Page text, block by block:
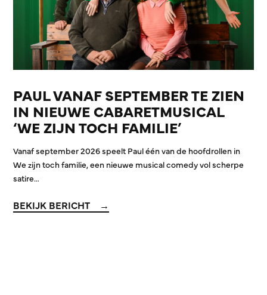
PAUL VANAF SEPTEMBER TE ZIEN
IN NIEUWE CABARETMUSICAL
‘WE ZIJN TOCH FAMILIE’
Vanaf september 2026 speelt Paul één van de hoofdrollen in
We zijn toch familie, een nieuwe musical comedy vol scherpe
satire…
BEKIJK BERICHT